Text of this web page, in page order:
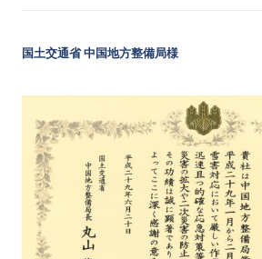
国土交通省 中国地方整備局様